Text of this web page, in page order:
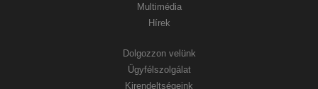
Multimédia
Hírek
Dolgozzon velünk
Ügyfélszolgálat
Kirendeltségeink